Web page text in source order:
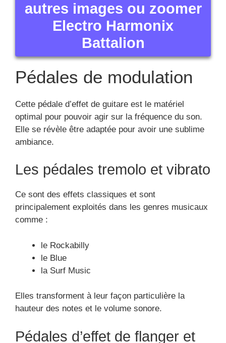
autres images ou zoomer
Electro Harmonix
Battalion
Pédales de modulation
Cette pédale d’effet de guitare est le matériel
optimal pour pouvoir agir sur la fréquence du son.
Elle se révèle être adaptée pour avoir une sublime
ambiance.
Les pédales tremolo et vibrato
Ce sont des effets classiques et sont
principalement exploités dans les genres musicaux
comme :
le Rockabilly
le Blue
la Surf Music
Elles transforment à leur façon particulière la
hauteur des notes et le volume sonore.
Pédales d’effet de flanger et